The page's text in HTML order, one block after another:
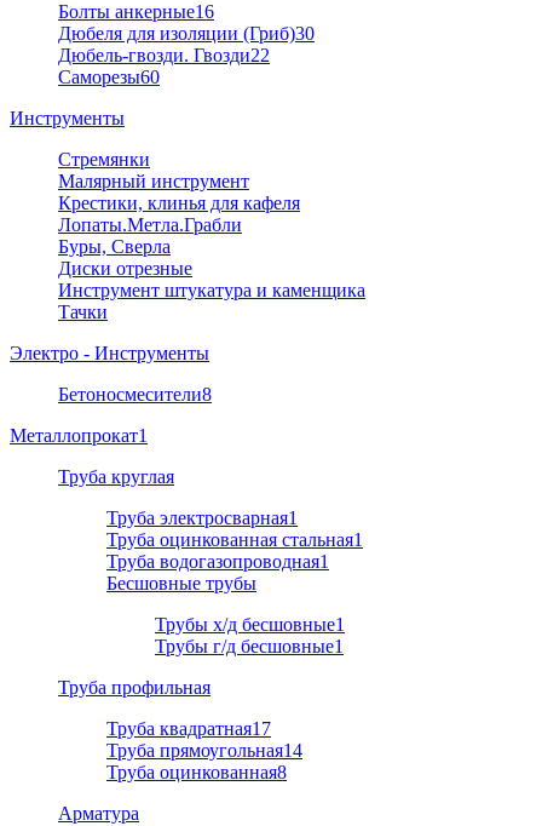
Болты анкерные16
Дюбеля для изоляции (Гриб)30
Дюбель-гвозди. Гвозди22
Саморезы60
Инструменты
Стремянки
Малярный инструмент
Крестики, клинья для кафеля
Лопаты.Метла.Грабли
Буры, Сверла
Диски отрезные
Инструмент штукатура и каменщика
Тачки
Электро - Инструменты
Бетоносмесители8
Металлопрокат1
Труба круглая
Труба электросварная1
Труба оцинкованная стальная1
Труба водогазопроводная1
Бесшовные трубы
Трубы х/д бесшовные1
Трубы г/д бесшовные1
Труба профильная
Труба квадратная17
Труба прямоугольная14
Труба оцинкованная8
Арматура